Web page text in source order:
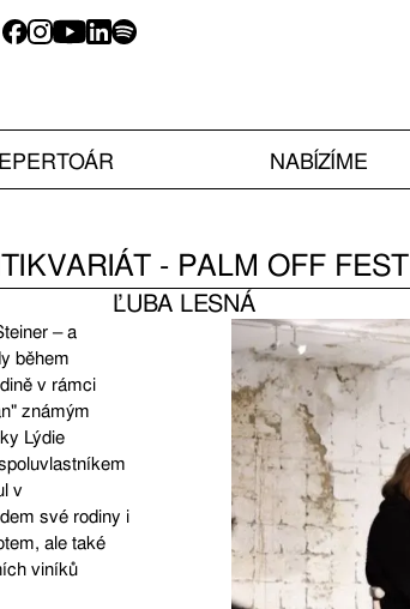
NABÍZÍME
- PALM OFF FEST
ĽUBA LESNÁ
– a
během
v rámci
známým
Lýdie
v
své rodiny i
ale také
viníků